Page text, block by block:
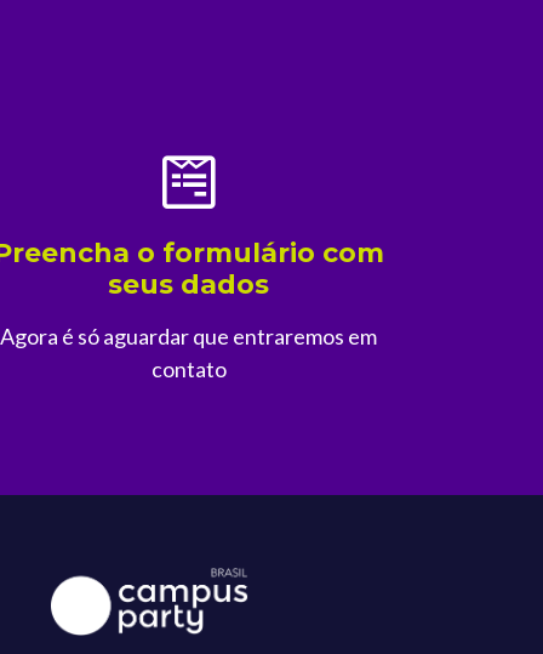
o formulário com
seus dados
Agora é só aguardar que entraremos em
contato